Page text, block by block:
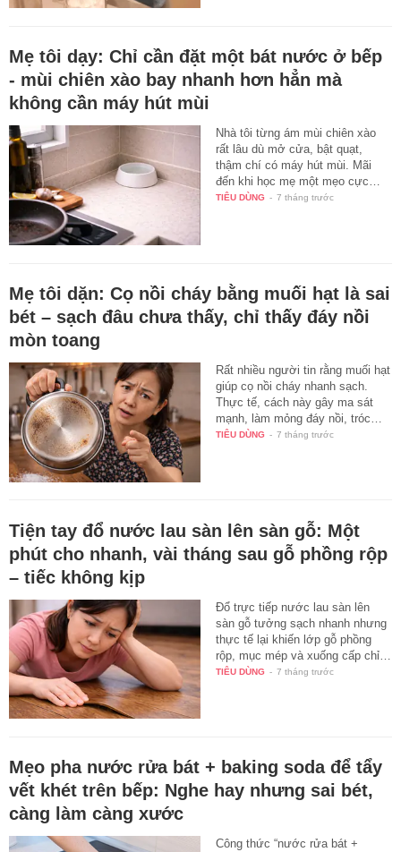
Mẹ tôi dạy: Chỉ cần đặt một bát nước ở bếp
- mùi chiên xào bay nhanh hơn hẳn mà
không cần máy hút mùi
Nhà tôi từng ám mùi chiên xào
rất lâu dù mở cửa, bật quạt,
thậm chí có máy hút mùi. Mãi
đến khi học mẹ một mẹo cực…
TIÊU DÙNG - 7 tháng trước
Mẹ tôi dặn: Cọ nồi cháy bằng muối hạt là sai
bét – sạch đâu chưa thấy, chỉ thấy đáy nồi
mòn toang
Rất nhiều người tin rằng muối hạt
giúp cọ nồi cháy nhanh sạch.
Thực tế, cách này gây ma sát
mạnh, làm mỏng đáy nồi, tróc…
TIÊU DÙNG - 7 tháng trước
Tiện tay đổ nước lau sàn lên sàn gỗ: Một
phút cho nhanh, vài tháng sau gỗ phồng rộp
– tiếc không kịp
Đổ trực tiếp nước lau sàn lên
sàn gỗ tưởng sạch nhanh nhưng
thực tế lại khiến lớp gỗ phồng
rộp, mục mép và xuống cấp chỉ…
TIÊU DÙNG - 7 tháng trước
Mẹo pha nước rửa bát + baking soda để tẩy
vết khét trên bếp: Nghe hay nhưng sai bét,
càng làm càng xước
Công thức “nước rửa bát +